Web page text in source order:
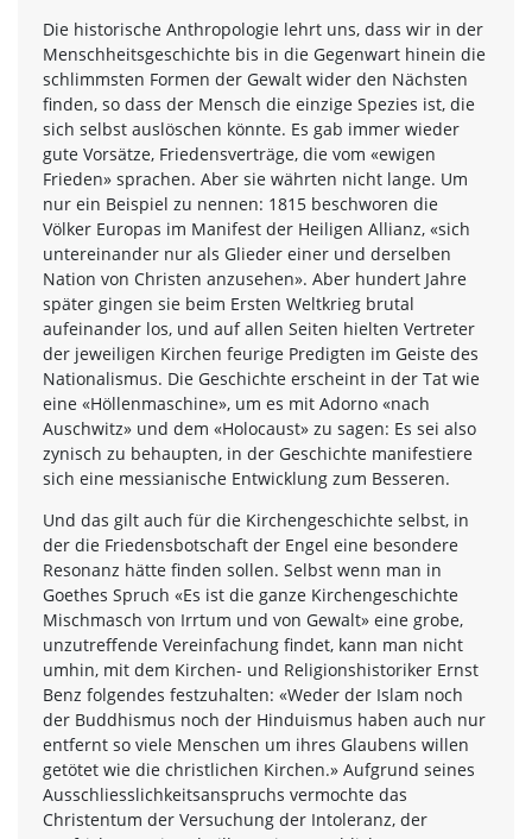
Die historische Anthropologie lehrt uns, dass wir in der
Menschheitsgeschichte bis in die Gegenwart hinein die
schlimmsten Formen der Gewalt wider den Nächsten
finden, so dass der Mensch die einzige Spezies ist, die
sich selbst auslöschen könnte. Es gab immer wieder
gute Vorsätze, Friedensverträge, die vom «ewigen
Frieden» sprachen. Aber sie währten nicht lange. Um
nur ein Beispiel zu nennen: 1815 beschworen die
Völker Europas im Manifest der Heiligen Allianz, «sich
untereinander nur als Glieder einer und derselben
Nation von Christen anzusehen». Aber hundert Jahre
später gingen sie beim Ersten Weltkrieg brutal
aufeinander los, und auf allen Seiten hielten Vertreter
der jeweiligen Kirchen feurige Predigten im Geiste des
Nationalismus. Die Geschichte erscheint in der Tat wie
eine «Höllenmaschine», um es mit Adorno «nach
Auschwitz» und dem «Holocaust» zu sagen: Es sei also
zynisch zu behaupten, in der Geschichte manifestiere
sich eine messianische Entwicklung zum Besseren.
Und das gilt auch für die Kirchengeschichte selbst, in
der die Friedensbotschaft der Engel eine besondere
Resonanz hätte finden sollen. Selbst wenn man in
Goethes Spruch «Es ist die ganze Kirchengeschichte
Mischmasch von Irrtum und von Gewalt» eine grobe,
unzutreffende Vereinfachung findet, kann man nicht
umhin, mit dem Kirchen- und Religionshistoriker Ernst
Benz folgendes festzuhalten: «Weder der Islam noch
der Buddhismus noch der Hinduismus haben auch nur
entfernt so viele Menschen um ihres Glaubens willen
getötet wie die christlichen Kirchen.» Aufgrund seines
Ausschliesslichkeitsanspruchs vermochte das
Christentum der Versuchung der Intoleranz, der